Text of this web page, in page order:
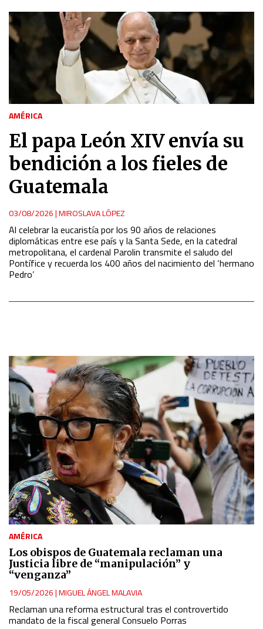
AMÉRICA
El papa León XIV envía su
bendición a los fieles de
Guatemala
03/08/2026|MIROSLAVA LÓPEZ
Al celebrar la eucaristía por los 90 años de relaciones
diplomáticas entre ese país y la Santa Sede, en la catedral
metropolitana, el cardenal Parolin transmite el saludo del
Pontífice y recuerda los 400 años del nacimiento del ‘hermano
Pedro’
AMÉRICA
Los obispos de Guatemala reclaman una
Justicia libre de “manipulación” y
“venganza”
19/05/2026|MIGUEL ÁNGEL MALAVIA
Reclaman una reforma estructural tras el controvertido
mandato de la fiscal general Consuelo Porras